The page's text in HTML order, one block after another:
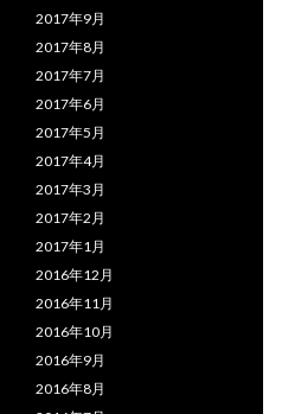
2017年9月
2017年8月
2017年7月
2017年6月
2017年5月
2017年4月
2017年3月
2017年2月
2017年1月
2016年12月
2016年11月
2016年10月
2016年9月
2016年8月